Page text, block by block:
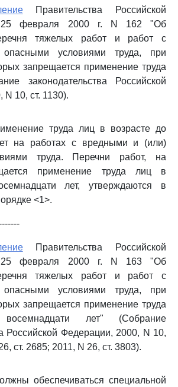
Правительства Российской
25 февраля 2000 г. N 162 "Об
тяжелых работ и работ с
условиями труда, при
запрещается применение труда
законодательства Российской
10, ст. 1130).
труда лиц в возрасте до
на работах с вредными и (или)
труда. Перечни работ, на
применение труда лиц в
лет, утверждаются в
<1>.
Правительства Российской
25 февраля 2000 г. N 163 "Об
тяжелых работ и работ с
условиями труда, при
запрещается применение труда
лет" (Собрание
Российской Федерации, 2000, N 10,
ст. 2685; 2011, N 26, ст. 3803).
обеспечиваться специальной